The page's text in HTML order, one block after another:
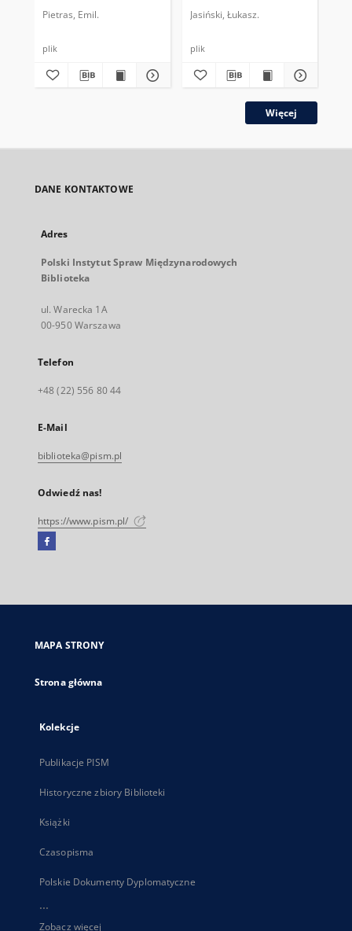
Pietras, Emil.
plik
Jasiński, Łukasz.
plik
Więcej
DANE KONTAKTOWE
Adres
Polski Instytut Spraw Międzynarodowych
Biblioteka
ul. Warecka 1A
00-950 Warszawa
Telefon
+48 (22) 556 80 44
E-Mail
biblioteka@pism.pl
Odwiedź nas!
https://www.pism.pl/
Facebook
się
karcie
MAPA STRONY
Strona główna
Kolekcje
Publikacje PISM
Historyczne zbiory Biblioteki
Książki
Czasopisma
Polskie Dokumenty Dyplomatyczne
...
Zobacz więcej